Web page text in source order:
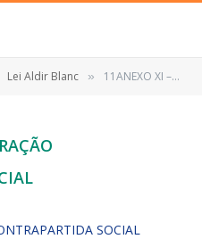
Lei Aldir Blanc » 11ANEXO XI – DECLARAÇÃO CONTRAPARTIDA SOCIAL
SOCIAL